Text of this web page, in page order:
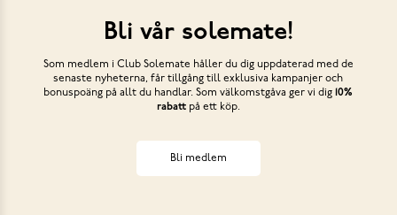
Bli vår solemate!
Som medlem i Club Solemate håller du dig uppdaterad med de
senaste nyheterna, får tillgång till exklusiva kampanjer och
bonuspoäng på allt du handlar. Som välkomstgåva ger vi dig 10%
rabattpå ett köp.
Bli medlem